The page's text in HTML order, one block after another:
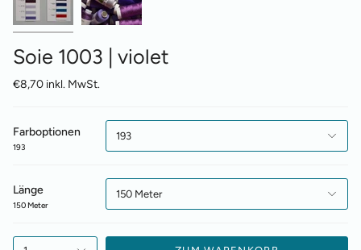
Soie 1003 | violet
€8,70 inkl. MwSt.
Farboptionen
193
193
Länge
150 Meter
150 Meter